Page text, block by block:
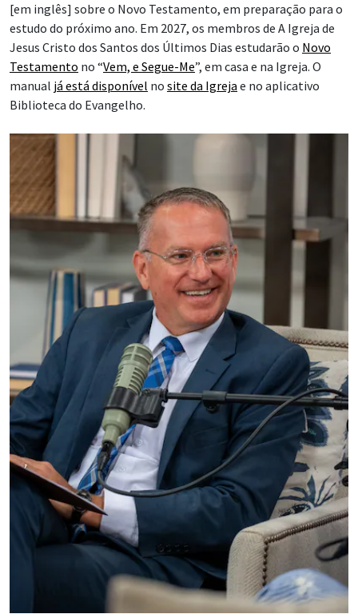
[em inglês] sobre o Novo Testamento, em preparação para o
estudo do próximo ano. Em 2027, os membros de A Igreja de
Jesus Cristo dos Santos dos Últimos Dias estudarão o Novo
Testamento no “Vem, e Segue-Me”, em casa e na Igreja. O
manual já está disponível no site da Igreja e no aplicativo
Biblioteca do Evangelho.